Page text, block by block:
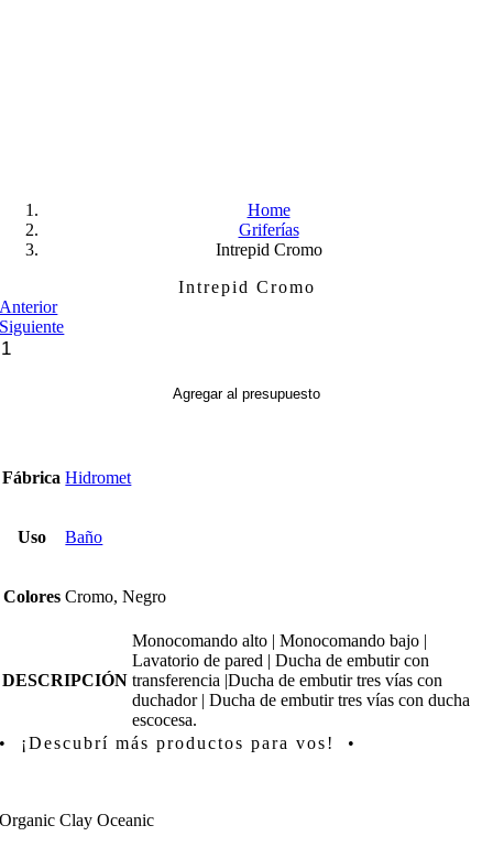
Home
Griferías
Intrepid Cromo
Intrepid Cromo
Anterior
Siguiente
Agregar al presupuesto
Fábrica Hidromet
Uso Baño
Colores Cromo, Negro
DESCRIPCIÓN
Monocomando alto | Monocomando bajo |
Lavatorio de pared | Ducha de embutir con
transferencia |Ducha de embutir tres vías con
duchador | Ducha de embutir tres vías con ducha
escocesa.
• ¡Descubrí más productos para vos! •
Organic Clay Oceanic